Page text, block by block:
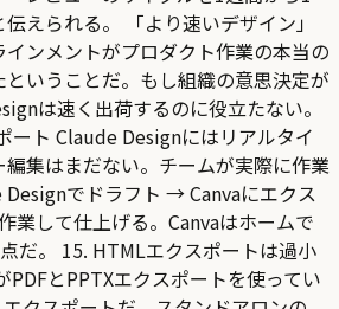
えられる。 「より速いデザイン」
ンメントがプロダクト作業の本当の
いうことだ。もし組織の意思決定が
は速く出荷するのに役立たない。
ート Claude Designにはリアルタイ
集はまだない。チームが実際に作業
Designでドラフト → Canvaにエクス
業して仕上げる。Canvaはホームで
だ。 15. HTMLエクスポートは過小
PDFとPPTXエクスポートを使ってい